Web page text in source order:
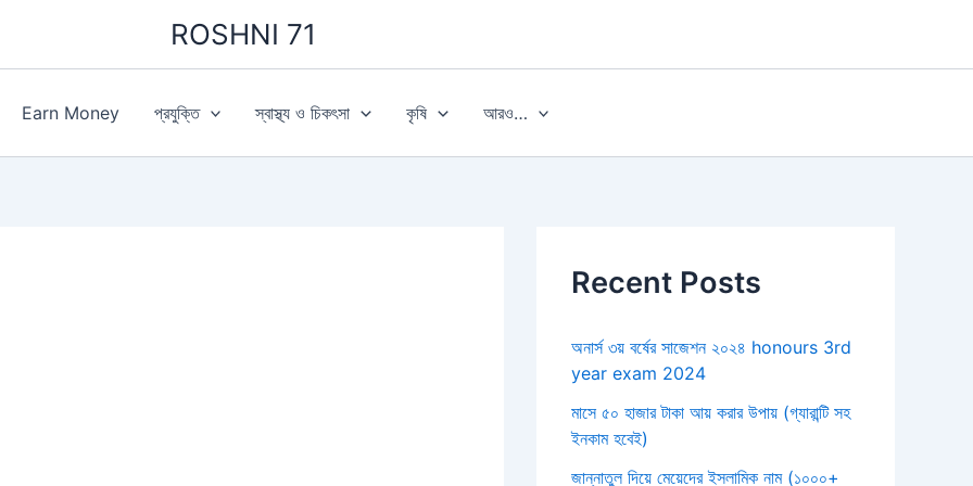
ROSHNI 71
Earn Money প্রযুক্তি স্বাস্থ্য ও চিকৎসা কৃষি আরও…
Recent Posts
অনার্স ৩য় বর্ষের সাজেশন ২০২৪ honours 3rd
year exam 2024
মাসে ৫০ হাজার টাকা আয় করার উপায় (গ্যারান্টি সহ
ইনকাম হবেই)
জান্নাতুল দিয়ে মেয়েদের ইসলামিক নাম (১০০০+